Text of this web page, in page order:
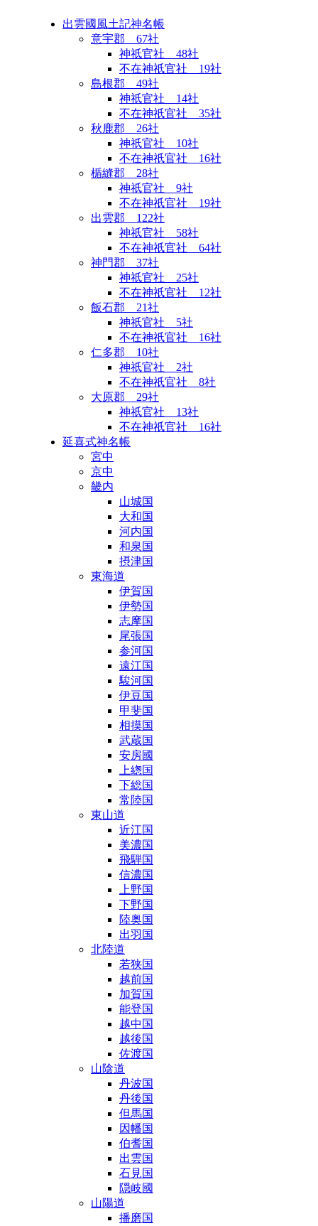
出雲國風土記神名帳
意宇郡 67社
神祇官社 48社
不在神祇官社 19社
島根郡 49社
神祇官社 14社
不在神祇官社 35社
秋鹿郡 26社
神祇官社 10社
不在神祇官社 16社
楯縫郡 28社
神祇官社 9社
不在神祇官社 19社
出雲郡 122社
神祇官社 58社
不在神祇官社 64社
神門郡 37社
神祇官社 25社
不在神祇官社 12社
飯石郡 21社
神祇官社 5社
不在神祇官社 16社
仁多郡 10社
神祇官社 2社
不在神祇官社 8社
大原郡 29社
神祇官社 13社
不在神祇官社 16社
延喜式神名帳
宮中
京中
畿内
山城国
大和国
河内国
和泉国
摂津国
東海道
伊賀国
伊勢国
志摩国
尾張国
参河国
遠江国
駿河国
伊豆国
甲斐国
相摸国
武蔵国
安房國
上緫国
下総国
常陸国
東山道
近江国
美濃国
飛騨国
信濃国
上野国
下野国
陸奥国
出羽国
北陸道
若狭国
越前国
加賀国
能登国
越中国
越後国
佐渡国
山陰道
丹波国
丹後国
但馬国
因幡国
伯耆国
出雲国
石見国
隠岐國
山陽道
播磨国